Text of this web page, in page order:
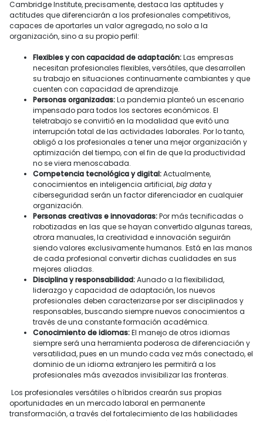
Cambridge Institute, precisamente, destaca las aptitudes y
actitudes que diferenciarán a los profesionales competitivos,
capaces de aportarles un valor agregado, no solo a la
organización, sino a su propio perfil:
Flexibles y con capacidad de adaptación:Las empresas
necesitan profesionales flexibles, versátiles, que desarrollen
su trabajo en situaciones continuamente cambiantes y que
cuenten con capacidad de aprendizaje.
Personas organizadas:La pandemia planteó un escenario
impensado para todos los sectores económicos. El
teletrabajo se convirtió en la modalidad que evitó una
interrupción total de las actividades laborales. Por lo tanto,
obligó a los profesionales a tener una mejor organización y
optimización del tiempo, con el fin de que la productividad
no se viera menoscabada.
Competencia tecnológica y digital:Actualmente,
conocimientos en inteligencia artificial,big datay
ciberseguridad serán un factor diferenciador en cualquier
organización.
Personas creativas e innovadoras:Por más tecnificadas o
robotizadas en las que se hayan convertido algunas tareas,
otrora manuales, la creatividad e innovación seguirán
siendo valores exclusivamente humanos. Está en las manos
de cada profesional convertir dichas cualidades en sus
mejores aliadas.
Disciplina y responsabilidad:Aunado a la flexibilidad,
liderazgo y capacidad de adaptación, los nuevos
profesionales deben caracterizarse por ser disciplinados y
responsables, buscando siempre nuevos conocimientos a
través de una constante formación académica.
Conocimiento de idiomas:El manejo de otros idiomas
siempre será una herramienta poderosa de diferenciación y
versatilidad, pues en un mundo cada vez más conectado, el
dominio de un idioma extranjero les permitirá a los
profesionales más avezados invisibilizar las fronteras.
Los profesionales versátiles o híbridos crearán sus propias
oportunidades en un mercado laboral en permanente
transformación, a través del fortalecimiento de las habilidades